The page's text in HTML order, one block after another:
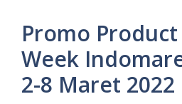
Promo
Week
2-8 Maret 2022